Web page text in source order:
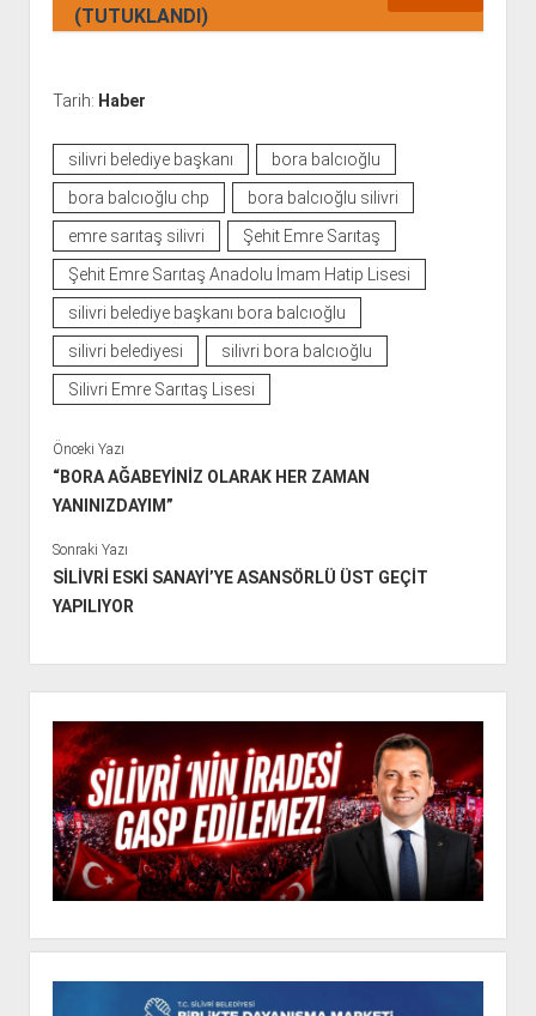
(TUTUKLANDI)
Tarih: Haber
silivri belediye başkanı
bora balcıoğlu
bora balcıoğlu chp
bora balcıoğlu silivri
emre sarıtaş silivri
Şehit Emre Sarıtaş
Şehit Emre Sarıtaş Anadolu İmam Hatip Lisesi
silivri belediye başkanı bora balcıoğlu
silivri belediyesi
silivri bora balcıoğlu
Silivri Emre Sarıtaş Lisesi
Önceki Yazı
“BORA AĞABEYİNİZ OLARAK HER ZAMAN
YANINIZDAYIM”
Sonraki Yazı
SİLİVRİ ESKİ SANAYİ’YE ASANSÖRLÜ ÜST GEÇİT
YAPILIYOR